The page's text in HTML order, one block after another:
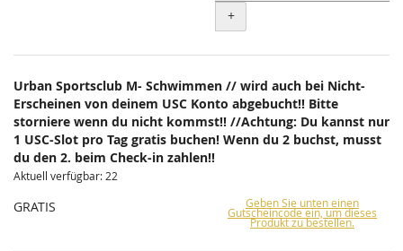
+
Urban Sportsclub M- Schwimmen // wird auch bei Nicht-
Erscheinen von deinem USC Konto abgebucht!! Bitte
storniere wenn du nicht kommst!! //Achtung: Du kannst nur
1 USC-Slot pro Tag gratis buchen! Wenn du 2 buchst, musst
du den 2. beim Check-in zahlen!!
Aktuell verfügbar: 22
GRATIS Geben Sie unten einen
Gutscheincode ein, um dieses
Produkt zu bestellen.